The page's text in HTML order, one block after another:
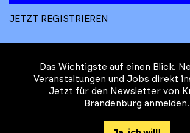
JETZT REGISTRIEREN
© Kreatives
Ministeriums für
Das Wichtigste auf einen Blick.
Veranstaltungen und Jobs direkt
Jetzt für den Newsletter von
Brandenburg anmelden.